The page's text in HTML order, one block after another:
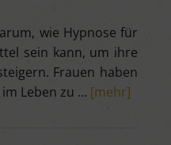
wie Hypnose für
sein kann, um ihre
Frauen haben
Leben zu … [mehr]